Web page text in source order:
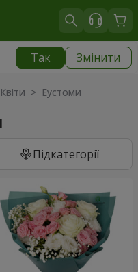
Так Змінити
> Еустоми
Підкатегорії